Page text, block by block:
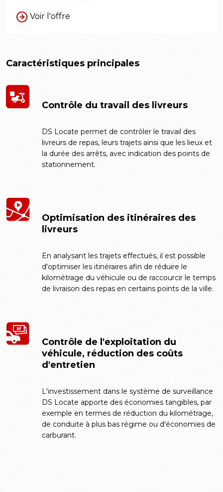
Voir l'offre
Caractéristiques principales
Contrôle du travail des livreurs
DS Locate permet de contrôler le travail des
livreurs de repas, leurs trajets ainsi que les lieux et
la durée des arrêts, avec indication des points de
stationnement.
Optimisation des itinéraires des
livreurs
En analysant les trajets effectués, il est possible
d'optimiser les itinéraires afin de réduire le
kilométrage du véhicule ou de raccourcir le temps
de livraison des repas en certains points de la ville.
Contrôle de l'exploitation du
véhicule, réduction des coûts
d'entretien
L'investissement dans le système de surveillance
DS Locate apporte des économies tangibles, par
exemple en termes de réduction du kilométrage,
de conduite à plus bas régime ou d'économies de
carburant.